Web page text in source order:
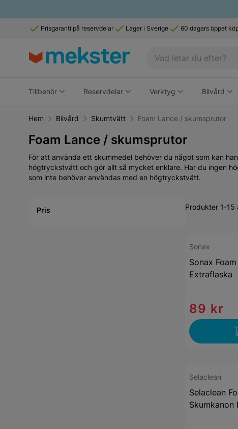
Prisgaranti på reservdelar Lager i Sverige 60 dagars öppet
Tillbehör Reservdelar Verktyg Bilvård
Hem Bilvård Skumtvätt Foam Lance / skumsprutor
Foam Lance / skumsprutor
För att använda ett skummedel behöver du något som kan
högtryckstvätt och gör allt så mycket enklare. Har du ingen
som inte behöver användas med en högtryckstvätt.
Pris Produkter 1-15
Sonax
Sonax
Extraflaska
89 kr
Selaclean
Selaclean
Skumkanon